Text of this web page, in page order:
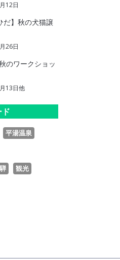
12日
だ】秋の犬猫譲
26日
のワークショッ
13日他
平湯温泉
観光